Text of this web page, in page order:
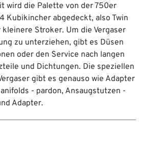
wird die Palette von der 750er
Kubikincher abgedeckt, also Twin
Stroker. Um die Vergaser
zu unterziehen, gibt es Düsen
oder den Service nach langen
und Dichtungen. Die speziellen
gibt es genauso wie Adapter
- pardon, Ansaugstutzen -
Adapter.